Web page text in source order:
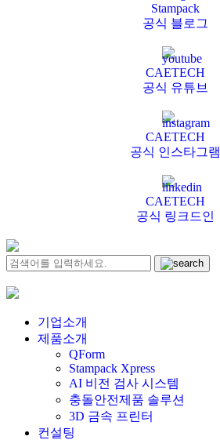
Stampack
공식 블로그
CAETECH
공식 유튜브
CAETECH
공식 인스타그램
CAETECH
공식 링크드인
기업소개
제품소개
QForm
Stampack Xpress
AI 비전 검사 시스템
충돌안전제품 솔루션
3D 금속 프린터
컨설팅